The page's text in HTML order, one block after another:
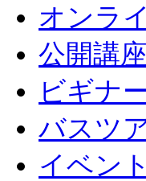
オンラ
公開講座
ビギナ
バスツ
イベント